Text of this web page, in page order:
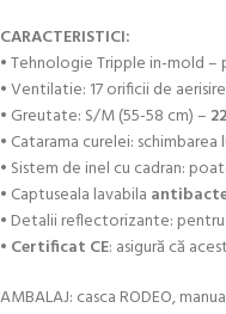
CARACTERISTICI:
• Tehnologie Tripple in-mold –
• Ventilatie: 17 orificii de
• Greutate: S/M (55-58 cm) –
• Catarama curelei:
• Sistem de inel cu cadran:
• Captuseala lavabila
• Detalii reflectorizante:
• Certificat CE: asigură că
AMBALAJ: casca RODEO,